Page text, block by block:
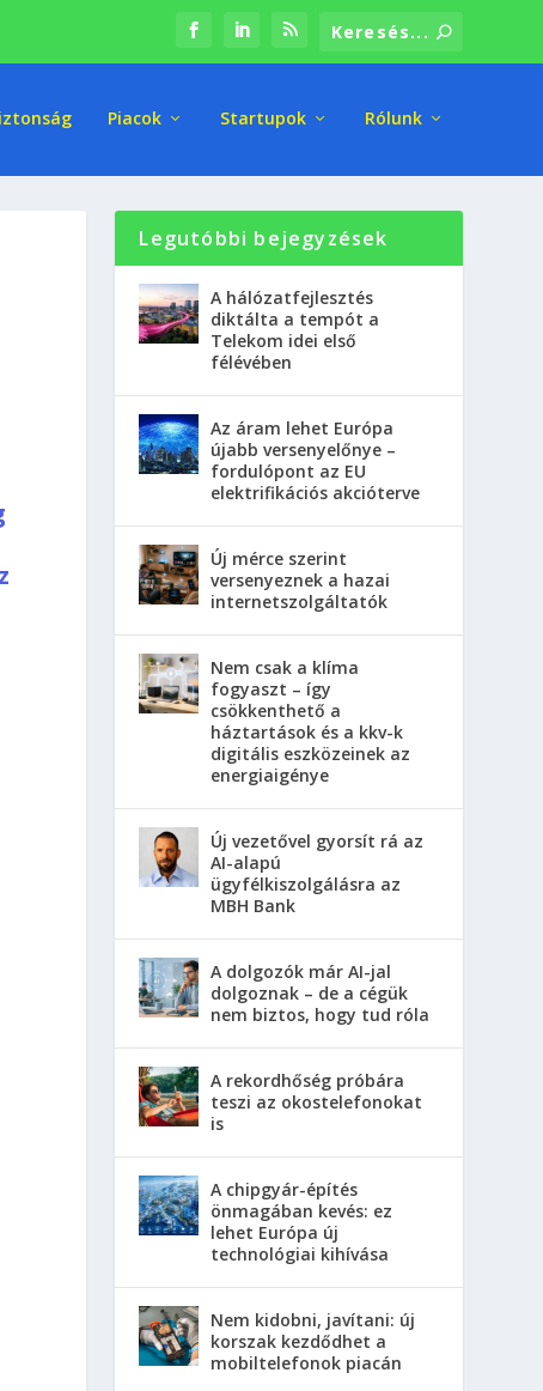
Piacok Startupok Rólunk
Legutóbbi bejegyzések
A hálózatfejlesztés
diktálta a tempót a
Telekom idei első
félévében
Az áram lehet Európa
újabb versenyelőnye –
fordulópont az EU
elektrifikációs akcióterve
Új mérce szerint
versenyeznek a hazai
internetszolgáltatók
Nem csak a klíma
fogyaszt – így
csökkenthető a
háztartások és a kkv-k
digitális eszközeinek az
energiaigénye
Új vezetővel gyorsít rá az
AI-alapú
ügyfélkiszolgálásra az
MBH Bank
A dolgozók már AI-jal
dolgoznak – de a cégük
nem biztos, hogy tud róla
A rekordhőség próbára
teszi az okostelefonokat
is
A chipgyár-építés
önmagában kevés: ez
lehet Európa új
technológiai kihívása
Nem kidobni, javítani: új
korszak kezdődhet a
mobiltelefonok piacán